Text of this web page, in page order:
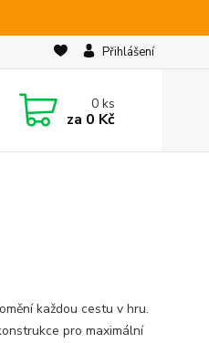
Přihlášení
0ks
za 0 Kč
každou cestu v hru.
pro maximální